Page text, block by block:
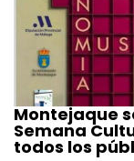
Montejaque
Semana
todos los